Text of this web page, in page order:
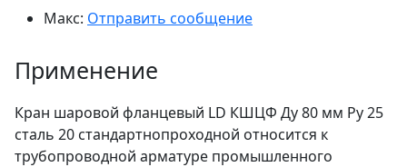
Макс: Отправить сообщение
Применение
Кран шаровой фланцевый LD КШЦФ Ду 80 мм Ру 25
сталь 20 стандартнопроходной относится к
трубопроводной арматуре промышленного